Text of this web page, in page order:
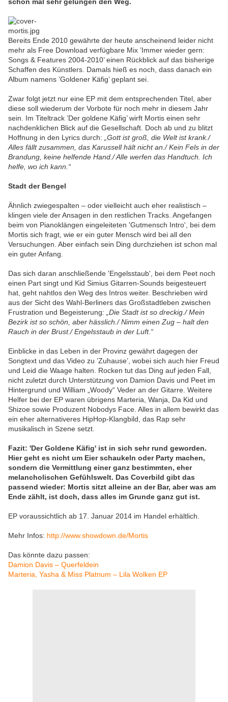
Bereits Ende 2010 gewährte der heute anscheinend leider nicht
mehr als Free Download verfügbare Mix ’Immer wieder gern:
Songs & Features 2004-2010’ einen Rückblick auf das bisherige
Schaffen des Künstlers. Damals hieß es noch, dass danach ein
Album namens ’Goldener Käfig’ geplant sei.
Zwar folgt jetzt nur eine EP mit dem entsprechenden Titel, aber
diese soll wiederum der Vorbote für noch mehr in diesem Jahr
sein. Im Titeltrack ’Der goldene Käfig’ wirft Mortis einen sehr
nachdenklichen Blick auf die Gesellschaft. Doch ab und zu blitzt
Hoffnung in den Lyrics durch:
„Gott ist groß, die Welt ist krank./
Alles fällt zusammen, das Karussell hält nicht an./ Kein Fels in der
Brandung, keine helfende Hand./ Alle werfen das Handtuch. Ich
helfe, wo ich kann.“
Stadt der Bengel
Ähnlich zwiegespalten – oder vielleicht auch eher realistisch –
klingen viele der Ansagen in den restlichen Tracks. Angefangen
beim von Pianoklängen eingeleiteten 'Gutmensch Intro', bei dem
Mortis sich fragt, wie er ein guter Mensch wird bei all den
Versuchungen. Aber einfach sein Ding durchziehen ist schon mal
ein guter Anfang.
Das sich daran anschließende 'Engelsstaub', bei dem Peet noch
einen Part singt und Kid Simius Gitarren-Sounds beigesteuert
hat, geht nahtlos den Weg des Intros weiter. Beschrieben wird
aus der Sicht des Wahl-Berliners das Großstadtleben zwischen
Frustration und Begeisterung:
„Die Stadt ist so dreckig./ Mein
Bezirk ist so schön, aber hässlich./ Nimm einen Zug – halt den
Rauch in der Brust./ Engelsstaub in der Luft.“
Einblicke in das Leben in der Provinz gewährt dagegen der
Songtext und das Video zu ’Zuhause’, wobei sich auch hier Freud
und Leid die Waage halten. Rocken tut das Ding auf jeden Fall,
nicht zuletzt durch Unterstützung von Damion Davis und Peet im
Hintergrund und William „Woody“ Veder an der Gitarre. Weitere
Helfer bei der EP waren übrigens Marteria, Wanja, Da Kid und
Shizoe sowie Produzent Nobodys Face. Alles in allem bewirkt das
ein eher alternativeres HipHop-Klangbild, das Rap sehr
musikalisch in Szene setzt.
Fazit: 'Der Goldene Käfig' ist in sich sehr rund geworden.
Hier geht es nicht um Eier schaukeln oder Party machen,
sondern die Vermittlung einer ganz bestimmten, eher
melancholischen Gefühlswelt. Das Coverbild gibt das
passend wieder: Mortis sitzt alleine an der Bar, aber was am
Ende zählt, ist doch, dass alles im Grunde ganz gut ist.
EP voraussichtlich ab 17. Januar 2014 im Handel erhältlich.
Mehr Infos: http://www.showdown.de/Mortis
Das könnte dazu passen:
Damion Davis – Querfeldein
Marteria, Yasha & Miss Platnum – Lila Wolken EP